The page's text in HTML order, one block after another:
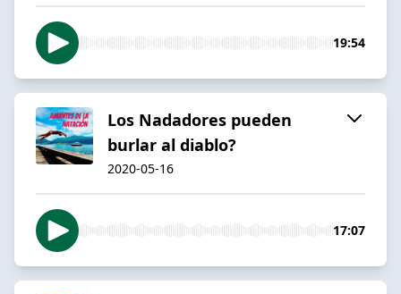
19:54
Los Nadadores pueden
burlar al diablo?
2020-05-16
17:07